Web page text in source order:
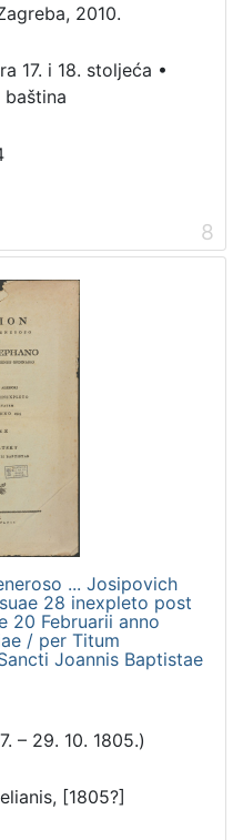
2010.
17. i 18. stoljeća •
8
... Josipovich
28 inexpleto post
20 Februarii anno
/ per Titum
Joannis Baptistae
– 29. 10. 1805.)
[1805?]